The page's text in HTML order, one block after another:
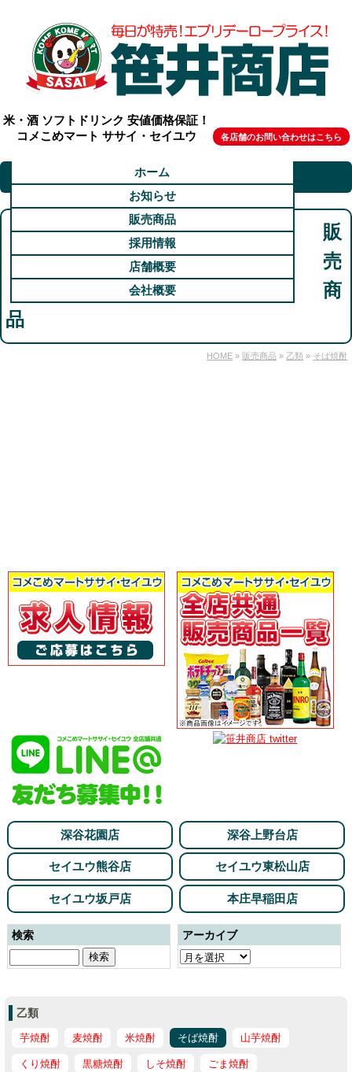
米・酒 ソフトドリンク 安値価格保証！
コメこめマート ササイ・セイユウ
各店舗のお問い合わせはこちら
ホーム
お知らせ
販売商品
採用情報
店舗概要
会社概要
販
売
商
品
HOME » 販売商品 » 乙類 » そば焼酎
深谷花園店 深谷上野台店
セイユウ熊谷店 セイユウ東松山店
セイユウ坂戸店 本庄早稲田店
検索 アーカイブ
乙類
芋焼酎 麦焼酎 米焼酎 そば焼酎 山芋焼酎
くり焼酎 黒糖焼酎 しそ焼酎 ごま焼酎